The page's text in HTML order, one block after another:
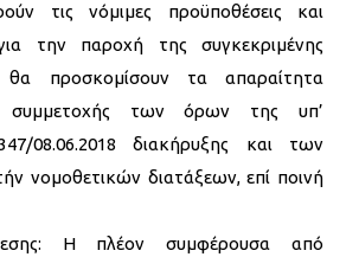
τις νόμιμες προϋποθέσεις και
την παροχή της συγκεκριμένης
θα προσκομίσουν τα απαραίτητα
συμμετοχής των όρων της υπ’
08.06.2018 διακήρυξης και των
νομοθετικών διατάξεων, επί ποινή
Η πλέον συμφέρουσα από